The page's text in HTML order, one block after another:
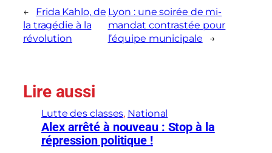
←
Frida Kahlo, de
la tragédie à la
révolution
Lyon : une soirée de mi-
mandat contrastée pour
l’équipe municipale
→
Lire aussi
Lutte des classes, National
Alex arrêté à nouveau : Stop à la
répression politique !